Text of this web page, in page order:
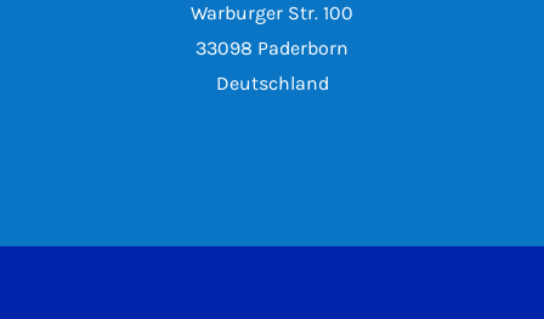
Warburger Str. 100
33098 Paderborn
Deutschland